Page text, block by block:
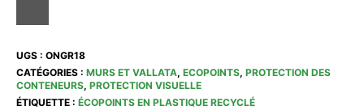
UGS : ONGR18
CATÉGORIES : MURS ET VALLATA, ECOPOINTS, PROTECTION DES
CONTENEURS, PROTECTION VISUELLE
ÉTIQUETTE : ÉCOPOINTS EN PLASTIQUE RECYCLÉ